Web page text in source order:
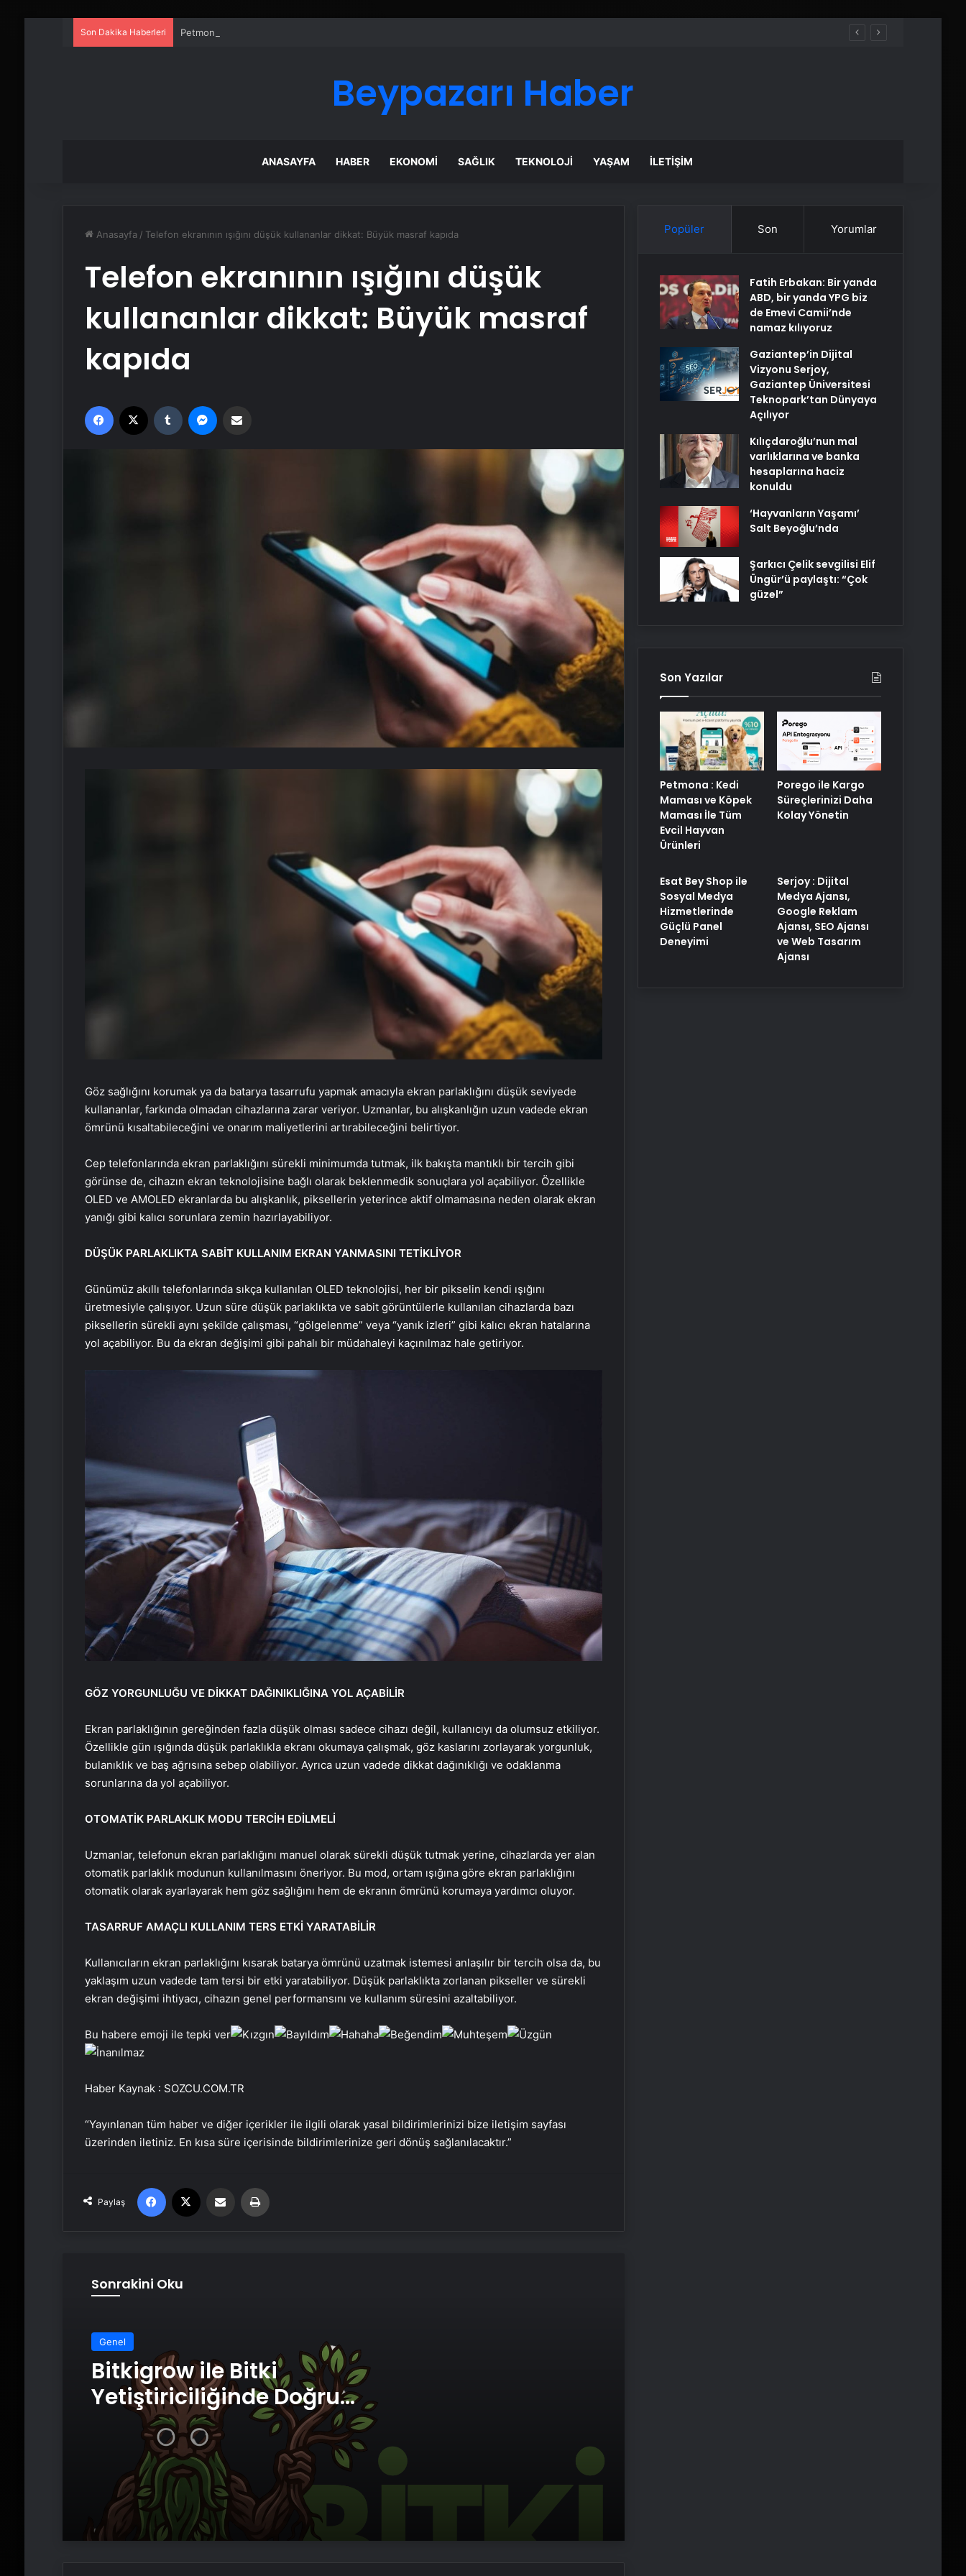
Son Dakika Haberleri Petmona : Kedi Maması ve Köpek Maması İle Tüm Evcil Hayvan Ürünleri
Beypazarı Haber
ANASAYFA HABER EKONOMI SAĞLIK TEKNOLOJI YAŞAM İLETIŞIM
Anasayfa / Telefon ekranının ışığını düşük kullananlar dikkat: Büyük masraf kapıda
Telefon ekranının ışığını düşük
kullananlar dikkat: Büyük masraf
kapıda
Facebook Tumblr
Göz sağlığını korumak ya da batarya tasarrufu yapmak amacıyla ekran parlaklığını düşük seviyede
kullananlar, farkında olmadan cihazlarına zarar veriyor. Uzmanlar, bu alışkanlığın uzun vadede ekran
ömrünü kısaltabileceğini ve onarım maliyetlerini artırabileceğini belirtiyor.
Cep telefonlarında ekran parlaklığını sürekli minimumda tutmak, ilk bakışta mantıklı bir tercih gibi
görünse de, cihazın ekran teknolojisine bağlı olarak beklenmedik sonuçlara yol açabiliyor. Özellikle
OLED ve AMOLED ekranlarda bu alışkanlık, piksellerin yeterince aktif olmamasına neden olarak ekran
yanığı gibi kalıcı sorunlara zemin hazırlayabiliyor.
DÜŞÜK PARLAKLIKTA SABİT KULLANIM EKRAN YANMASINI TETİKLİYOR
Günümüz akıllı telefonlarında sıkça kullanılan OLED teknolojisi, her bir pikselin kendi ışığını
üretmesiyle çalışıyor. Uzun süre düşük parlaklıkta ve sabit görüntülerle kullanılan cihazlarda bazı
piksellerin sürekli aynı şekilde çalışması, “gölgelenme” veya “yanık izleri” gibi kalıcı ekran hatalarına
yol açabiliyor. Bu da ekran değişimi gibi pahalı bir müdahaleyi kaçınılmaz hale getiriyor.
GÖZ YORGUNLUĞU VE DİKKAT DAĞINIKLIĞINA YOL AÇABİLİR
Ekran parlaklığının gereğinden fazla düşük olması sadece cihazı değil, kullanıcıyı da olumsuz etkiliyor.
Özellikle gün ışığında düşük parlaklıkla ekranı okumaya çalışmak, göz kaslarını zorlayarak yorgunluk,
bulanıklık ve baş ağrısına sebep olabiliyor. Ayrıca uzun vadede dikkat dağınıklığı ve odaklanma
sorunlarına da yol açabiliyor.
OTOMATİK PARLAKLIK MODU TERCİH EDİLMELİ
Uzmanlar, telefonun ekran parlaklığını manuel olarak sürekli düşük tutmak yerine, cihazlarda yer alan
otomatik parlaklık modunun kullanılmasını öneriyor. Bu mod, ortam ışığına göre ekran parlaklığını
otomatik olarak ayarlayarak hem göz sağlığını hem de ekranın ömrünü korumaya yardımcı oluyor.
TASARRUF AMAÇLI KULLANIM TERS ETKİ YARATABİLİR
Kullanıcıların ekran parlaklığını kısarak batarya ömrünü uzatmak istemesi anlaşılır bir tercih olsa da, bu
yaklaşım uzun vadede tam tersi bir etki yaratabiliyor. Düşük parlaklıkta zorlanan pikseller ve sürekli
ekran değişimi ihtiyacı, cihazın genel performansını ve kullanım süresini azaltabiliyor.
Bu habere emoji ile tepki ver
Haber Kaynak : SOZCU.COM.TR
“Yayınlanan tüm haber ve diğer içerikler ile ilgili olarak yasal bildirimlerinizi bize iletişim sayfası
üzerinden iletiniz. En kısa süre içerisinde bildirimlerinize geri dönüş sağlanılacaktır.”
Paylaş
Facebook Email'den paylaş
Sonrakini Oku
Genel
Bitkigrow ile Bitki
Yetiştiriciliğinde Doğru
Ekipman ve Ürün Seçimi
SanalNumara.org ile Güvenli, Hızlı ve
Pratik SMS Onay Çözümleri
Gaziantep’in Dijital Vizyonu Serjoy,
Popüler Son Yorumlar
Fatih Erbakan: Bir yanda
ABD, bir yanda YPG biz
de Emevi Camii’nde
namaz kılıyoruz
Gaziantep’in Dijital
Vizyonu Serjoy,
Gaziantep Üniversitesi
Teknopark’tan Dünyaya
Açılıyor
Kılıçdaroğlu’nun mal
varlıklarına ve banka
hesaplarına haciz
konuldu
‘Hayvanların Yaşamı’
Salt Beyoğlu’nda
Şarkıcı Çelik sevgilisi Elif
Üngür’ü paylaştı: “Çok
güzel”
Son Yazılar
Petmona : Kedi
Maması ve Köpek
Maması İle Tüm
Evcil Hayvan
Ürünleri
Porego ile Kargo
Süreçlerinizi Daha
Kolay Yönetin
Esat Bey Shop ile
Sosyal Medya
Hizmetlerinde
Güçlü Panel
Deneyimi
Serjoy : Dijital
Medya Ajansı,
Google Reklam
Ajansı, SEO Ajansı
ve Web Tasarım
Ajansı